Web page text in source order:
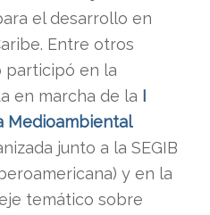
el desarrollo en
Entre otros
participó en la
en marcha de la I
Medioambiental
junto a la SEGIB
y en la
temático sobre